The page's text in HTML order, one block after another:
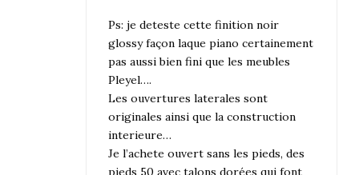
Ps: je deteste cette finition noir
glossy façon laque piano certainement
pas aussi bien fini que les meubles
Pleyel….
Les ouvertures laterales sont
originales ainsi que la construction
interieure…
Je l’achete ouvert sans les pieds, des
pieds 50 avec talons dorées qui font